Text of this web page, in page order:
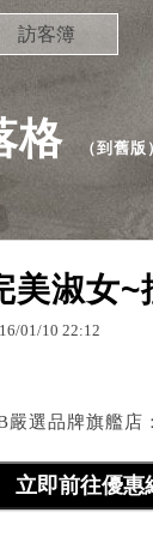
格 （到舊版
訪客簿
美淑女~
/01/10 22:12
嚴選品牌旗艦店